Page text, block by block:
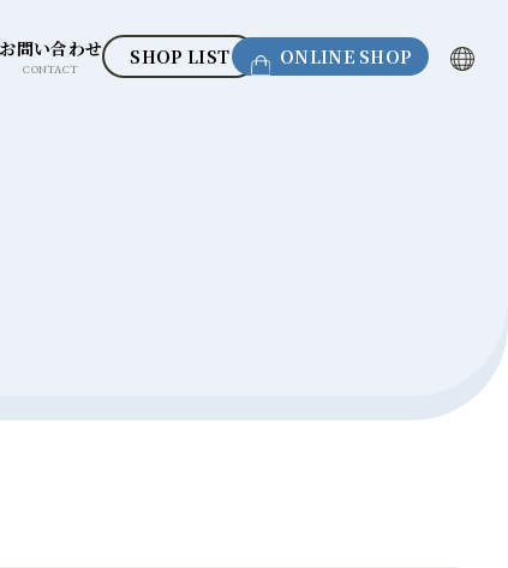
お問い合わせ
CONTACT
SHOP LIST ONLINE SHOP